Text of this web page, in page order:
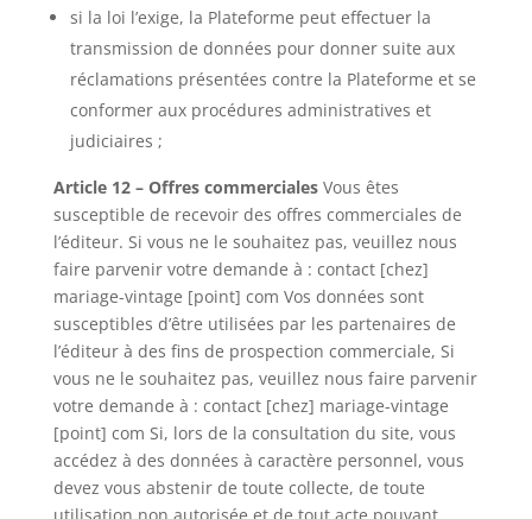
si la loi l’exige, la Plateforme peut effectuer la
transmission de données pour donner suite aux
réclamations présentées contre la Plateforme et se
conformer aux procédures administratives et
judiciaires ;
Article 12 – Offres commercialesVous êtes
susceptible de recevoir des offres commerciales de
l’éditeur. Si vous ne le souhaitez pas, veuillez nous
faire parvenir votre demande à : contact [chez]
mariage-vintage [point] com Vos données sont
susceptibles d’être utilisées par les partenaires de
l’éditeur à des fins de prospection commerciale, Si
vous ne le souhaitez pas, veuillez nous faire parvenir
votre demande à : contact [chez] mariage-vintage
[point] com Si, lors de la consultation du site, vous
accédez à des données à caractère personnel, vous
devez vous abstenir de toute collecte, de toute
utilisation non autorisée et de tout acte pouvant